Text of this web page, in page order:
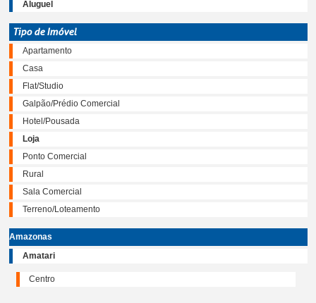
Aluguel
Tipo de Imóvel
Apartamento
Casa
Flat/Studio
Galpão/Prédio Comercial
Hotel/Pousada
Loja
Ponto Comercial
Rural
Sala Comercial
Terreno/Loteamento
Amazonas
Amatari
Centro